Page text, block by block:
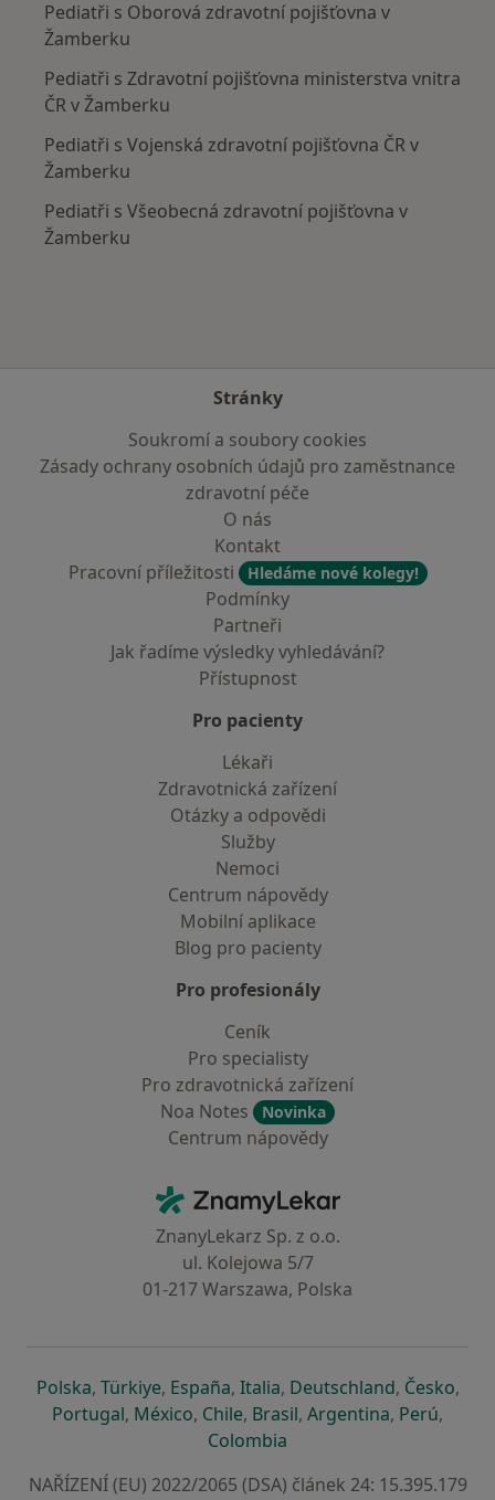
Pediatři s Oborová zdravotní pojišťovna v
Žamberku
Pediatři s Zdravotní pojišťovna ministerstva vnitra
ČR v Žamberku
Pediatři s Vojenská zdravotní pojišťovna ČR v
Žamberku
Pediatři s Všeobecná zdravotní pojišťovna v
Žamberku
Stránky
Soukromí a soubory cookies
Zásady ochrany osobních údajů pro zaměstnance
zdravotní péče
O nás
Kontakt
Pracovní příležitosti
Hledáme nové kolegy!
Podmínky
Partneři
Jak řadíme výsledky vyhledávání?
Přístupnost
Pro pacienty
Lékaři
Zdravotnická zařízení
Otázky a odpovědi
Služby
Nemoci
Centrum nápovědy
Mobilní aplikace
Blog pro pacienty
Pro profesionály
Ceník
Pro specialisty
Pro zdravotnická zařízení
Noa Notes
Novinka
Centrum nápovědy
ZnamyLekar - Hlavní stránka
ZnanyLekarz Sp. z o.o.
ul. Kolejowa 5/7
01-217 Warszawa, Polska
Polskase otevře v nové záložce
, Türkiyese otevře v nové záložce
, Españase otevře v nové záložce
, Italiase otevře v nové záložce
, Deutschlandse otevře v
, Českose
,
Portugalse otevře v nové záložce
, Méxicose otevře v nové záložce
, Chilese otevře v nové záložce
, Brasilse otevře v nové
, Argentinase otevře v
, Perúse
,
Colombia
NAŘÍZENÍ (EU) 2022/2065 (DSA) článek 24: 15.395.179